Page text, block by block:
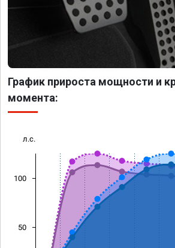
График прироста мощности и
момента:
л.с.
50
100